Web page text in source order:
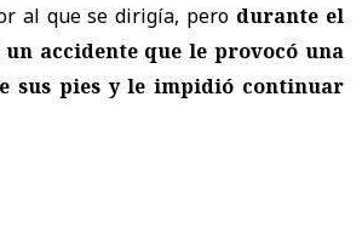
al que se dirigía, pero durante el
accidente que le provocó una
sus pies y le impidió continuar